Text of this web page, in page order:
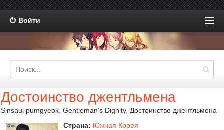
Войти
Достоинство джентльмена
Sinsaui pumgyeok, Gentleman's Dignity, Достоинство джентльмена
Страна: Южная Корея